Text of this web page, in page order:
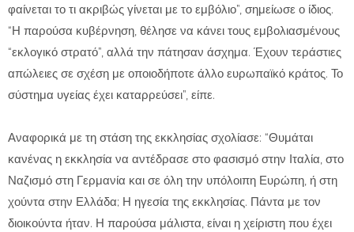
φαίνεται το τι ακριβώς γίνεται με το εμβόλιο”, σημείωσε ο ίδιος.
“Η παρούσα κυβέρνηση, θέλησε να κάνει τους εμβολιασμένους
“εκλογικό στρατό”, αλλά την πάτησαν άσχημα. Έχουν τεράστιες
απώλειες σε σχέση με οποιοδήποτε άλλο ευρωπαϊκό κράτος. Το
σύστημα υγείας έχει καταρρεύσει”, είπε.
Αναφορικά με τη στάση της εκκλησίας σχολίασε: “Θυμάται
κανένας η εκκλησία να αντέδρασε στο φασισμό στην Ιταλία, στο
Ναζισμό στη Γερμανία και σε όλη την υπόλοιπη Ευρώπη, ή στη
χούντα στην Ελλάδα; Η ηγεσία της εκκλησίας. Πάντα με τον
διοικούντα ήταν. Η παρούσα μάλιστα, είναι η χείριστη που έχει